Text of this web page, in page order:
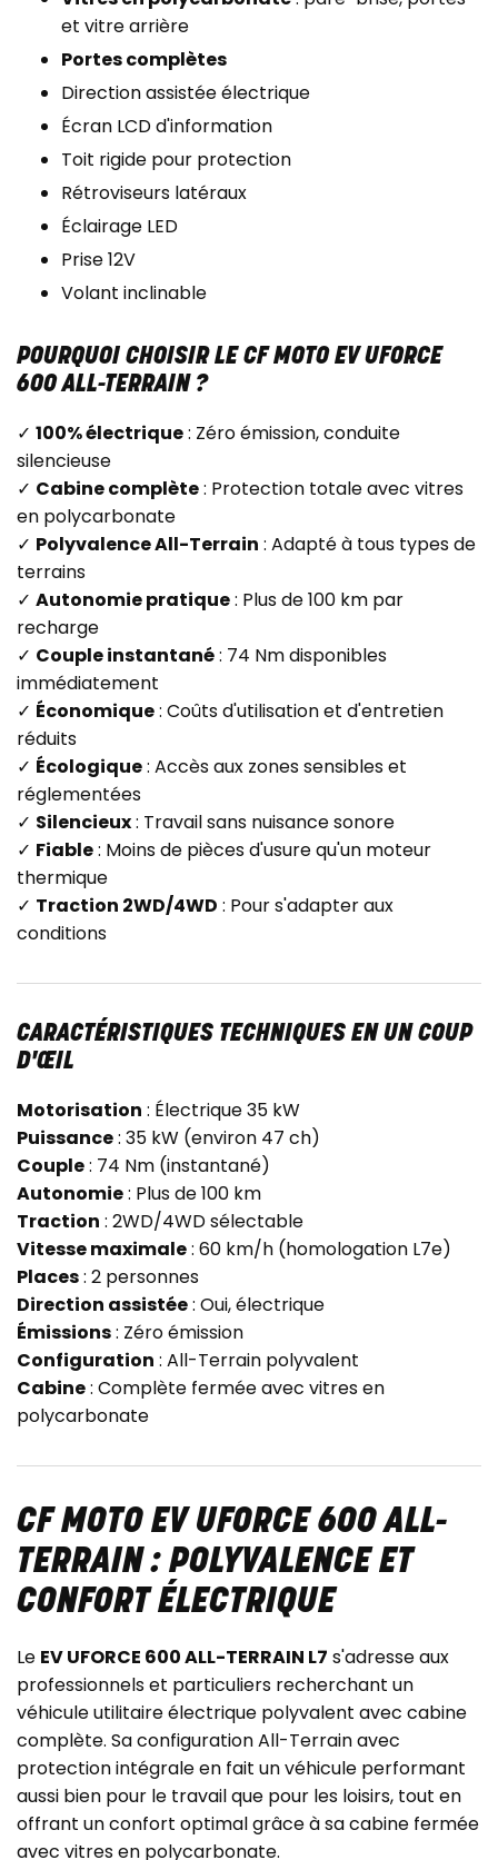
et vitre arrière
Portes complètes
Direction assistée électrique
Écran LCD d'information
Toit rigide pour protection
Rétroviseurs latéraux
Éclairage LED
Prise 12V
Volant inclinable
POURQUOI CHOISIR LE CF MOTO EV UFORCE
600 ALL-TERRAIN ?
✓ 100% électrique: Zéro émission, conduite
silencieuse
✓ Cabine complète: Protection totale avec vitres
en polycarbonate
✓ Polyvalence All-Terrain : Adapté à tous types de
terrains
✓ Autonomie pratique: Plus de 100 km par
recharge
✓ Couple instantané: 74 Nm disponibles
immédiatement
✓ Économique: Coûts d'utilisation et d'entretien
réduits
✓ Écologique: Accès aux zones sensibles et
réglementées
✓ Silencieux: Travail sans nuisance sonore
✓ Fiable: Moins de pièces d'usure qu'un moteur
thermique
✓ Traction 2WD/4WD : Pour s'adapter aux
conditions
CARACTÉRISTIQUES TECHNIQUES EN UN COUP
D'ŒIL
Motorisation : Électrique 35 kW
Puissance: 35 kW (environ 47 ch)
Couple: 74 Nm (instantané)
Autonomie: Plus de 100 km
Traction : 2WD/4WD sélectable
Vitesse maximale: 60 km/h (homologation L7e)
Places: 2 personnes
Direction assistée: Oui, électrique
Émissions: Zéro émission
Configuration : All-Terrain polyvalent
Cabine: Complète fermée avec vitres en
polycarbonate
CF MOTO EV UFORCE 600 ALL-
TERRAIN : POLYVALENCE ET
CONFORT ÉLECTRIQUE
Le EV UFORCE 600 ALL-TERRAIN L7 s'adresse aux
professionnels et particuliers recherchant un
véhicule utilitaire électrique polyvalent avec cabine
complète. Sa configuration All-Terrain avec
protection intégrale en fait un véhicule performant
aussi bien pour le travail que pour les loisirs, tout en
offrant un confort optimal grâce à sa cabine fermée
avec vitres en polycarbonate.